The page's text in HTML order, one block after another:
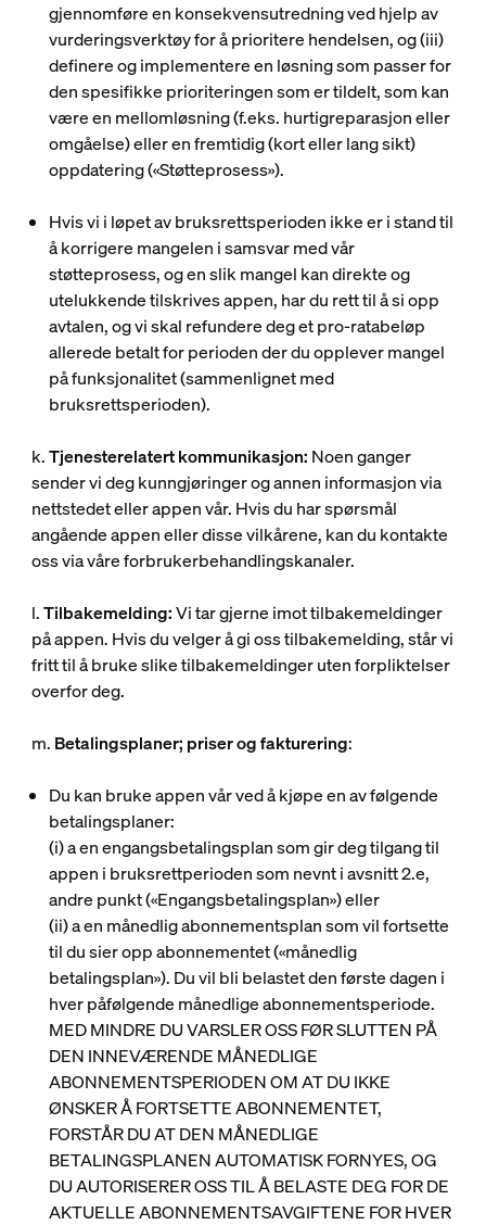
gjennomføre en konsekvensutredning ved hjelp av
vurderingsverktøy for å prioritere hendelsen, og (iii)
definere og implementere en løsning som passer for
den spesifikke prioriteringen som er tildelt, som kan
være en mellomløsning (f.eks. hurtigreparasjon eller
omgåelse) eller en fremtidig (kort eller lang sikt)
oppdatering («Støtteprosess»).
Hvis vi i løpet av bruksrettsperioden ikke er i stand til
å korrigere mangelen i samsvar med vår
støtteprosess, og en slik mangel kan direkte og
utelukkende tilskrives appen, har du rett til å si opp
avtalen, og vi skal refundere deg et pro-ratabeløp
allerede betalt for perioden der du opplever mangel
på funksjonalitet (sammenlignet med
bruksrettsperioden).
k.Tjenesterelatert kommunikasjon: Noen ganger
sender vi deg kunngjøringer og annen informasjon via
nettstedet eller appen vår. Hvis du har spørsmål
angående appen eller disse vilkårene, kan du kontakte
oss via våre forbrukerbehandlingskanaler.
l.Tilbakemelding:Vi tar gjerne imot tilbakemeldinger
på appen. Hvis du velger å gi oss tilbakemelding, står vi
fritt til å bruke slike tilbakemeldinger uten forpliktelser
overfor deg.
m. Betalingsplaner; priser og fakturering:
Du kan bruke appen vår ved å kjøpe en av følgende
betalingsplaner:
(i)a en engangsbetalingsplan som gir deg tilgang til
appen i bruksrettperioden som nevnt i avsnitt 2.e,
andre punkt («Engangsbetalingsplan») eller
(ii)a en månedlig abonnementsplan som vil fortsette
til du sier opp abonnementet («månedlig
betalingsplan»). Du vil bli belastet den første dagen i
hver påfølgende månedlige abonnementsperiode.
MED MINDRE DU VARSLER OSS FØR SLUTTEN PÅ
DEN INNEVÆRENDE MÅNEDLIGE
ABONNEMENTSPERIODEN OM AT DU IKKE
ØNSKER Å FORTSETTE ABONNEMENTET,
FORSTÅR DU AT DEN MÅNEDLIGE
BETALINGSPLANEN AUTOMATISK FORNYES, OG
DU AUTORISERER OSS TIL Å BELASTE DEG FOR DE
AKTUELLE ABONNEMENTSAVGIFTENE FOR HVER